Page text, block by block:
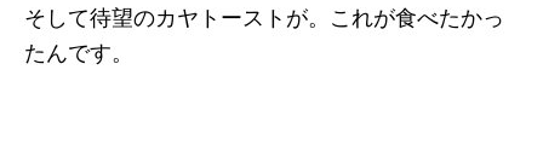
そして待望のカヤトーストが。これが食べたかっ
たんです。